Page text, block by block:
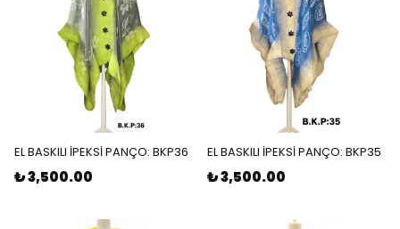
EL BASKILI İPEKSİ PANÇO: BKP36
₺ 3,500.00
EL BASKILI İPEKSİ PANÇO: BKP35
₺ 3,500.00